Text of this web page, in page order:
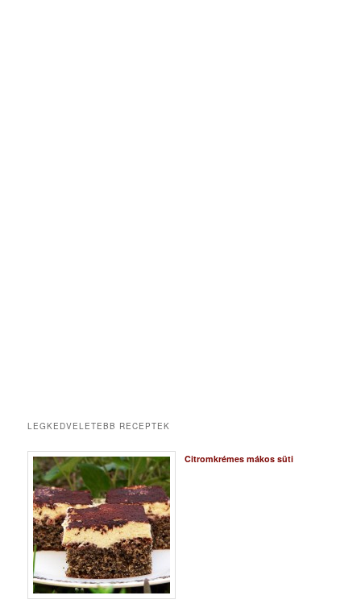
LEGKEDVELETEBB RECEPTEK
Citromkrémes mákos süti